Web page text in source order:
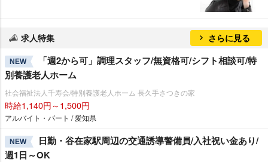
求人特集 さらに見る
NEW
「週2から可」調理スタッフ/無資格可/シフト相談可/特
別養護老人ホーム
社会福祉法人千寿会/特別養護老人ホーム 長久手さつきの家
時給1,140円～1,500円
アルバイト・パート / 愛知県
NEW
日勤・谷在家駅周辺の交通誘導警備員/入社祝い金あり/
週1日～OK